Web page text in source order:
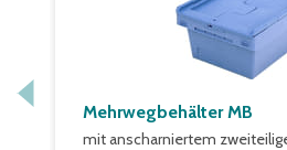
Mehrwegbehälter MB
mit anscharniertem